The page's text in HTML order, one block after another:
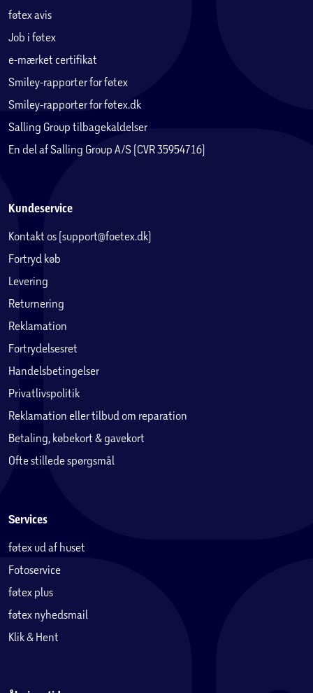
føtex avis
Job i føtex
e-mærket certifikat
Smiley-rapporter for føtex
Smiley-rapporter for føtex.dk
Salling Group tilbagekaldelser
En del af Salling Group A/S (CVR 35954716)
Kundeservice
Kontakt os (support@foetex.dk)
Fortryd køb
Levering
Returnering
Reklamation
Fortrydelsesret
Handelsbetingelser
Privatlivspolitik
Reklamation eller tilbud om reparation
Betaling, købekort & gavekort
Ofte stillede spørgsmål
Services
føtex ud af huset
Fotoservice
føtex plus
føtex nyhedsmail
Klik & Hent